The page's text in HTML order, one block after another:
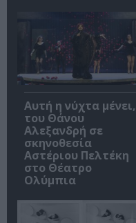
Αυτή η νύχτα μένει,
του Θάνου
Αλεξανδρή σε
σκηνοθεσία
Αστέριου Πελτέκη
στο Θέατρο
Ολύμπια